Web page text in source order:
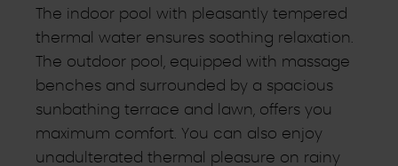
The indoor pool with pleasantly tempered
thermal water ensures soothing relaxation.
The outdoor pool, equipped with massage
benches and surrounded by a spacious
sunbathing terrace and lawn, offers you
maximum comfort. You can also enjoy
unadulterated thermal pleasure on rainy